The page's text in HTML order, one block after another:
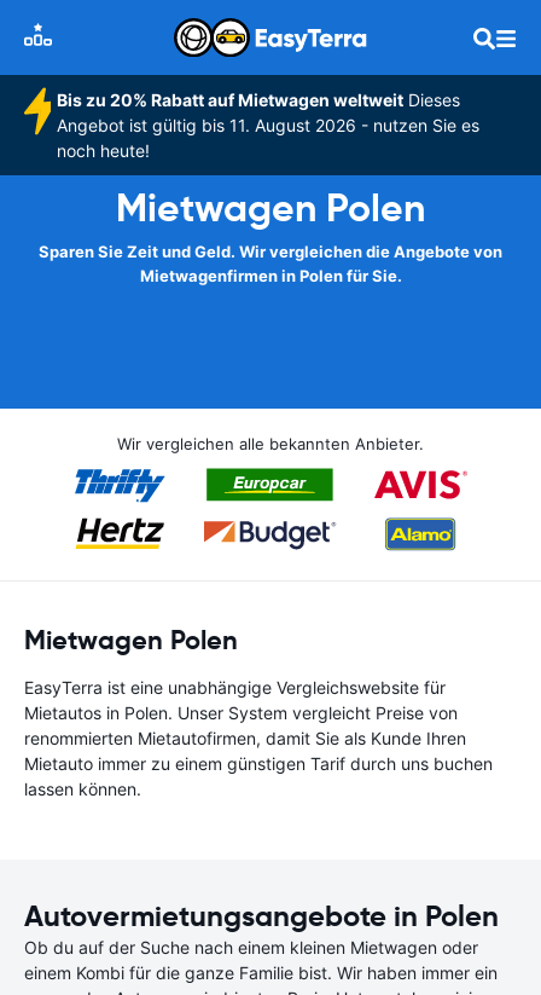
Bis zu 20% Rabatt auf Mietwagen weltweitDieses
Angebot ist gültig bis 11. August 2026 - nutzen Sie es
noch heute!
Mietwagen Polen
Sparen Sie Zeit und Geld. Wir vergleichen die Angebote von
Mietwagenfirmen in Polen für Sie.
Wir vergleichen alle bekannten Anbieter.
Mietwagen Polen
EasyTerra ist eine unabhängige Vergleichswebsite für
Mietautos in Polen. Unser System vergleicht Preise von
renommierten Mietautofirmen, damit Sie als Kunde Ihren
Mietauto immer zu einem günstigen Tarif durch uns buchen
lassen können.
Autovermietungsangebote in Polen
Ob du auf der Suche nach einem kleinen Mietwagen oder
einem Kombi für die ganze Familie bist. Wir haben immer ein